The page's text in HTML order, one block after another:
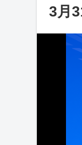
3月
涨